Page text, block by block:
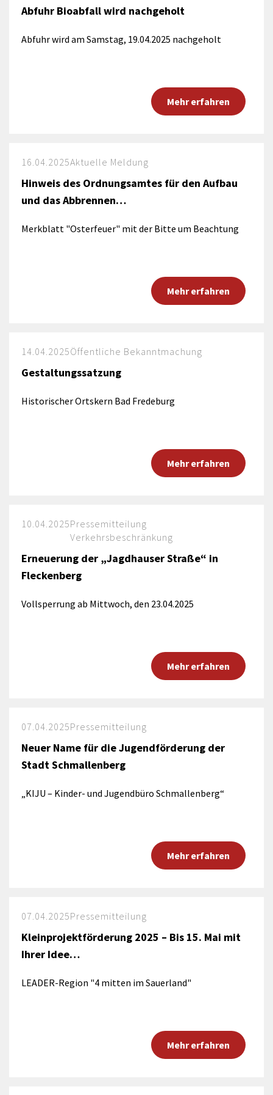
Abfuhr Bioabfall wird nachgeholt
Abfuhr wird am Samstag, 19.04.2025 nachgeholt
Mehr erfahren
16.04.2025Aktuelle Meldung
Hinweis des Ordnungsamtes für den Aufbau
und das Abbrennen…
Merkblatt "Osterfeuer" mit der Bitte um Beachtung
Mehr erfahren
14.04.2025Öffentliche Bekanntmachung
Gestaltungssatzung
Historischer Ortskern Bad Fredeburg
Mehr erfahren
10.04.2025Pressemitteilung
Verkehrsbeschränkung
Erneuerung der „Jagdhauser Straße“ in
Fleckenberg
Vollsperrung ab Mittwoch, den 23.04.2025
Mehr erfahren
07.04.2025Pressemitteilung
Neuer Name für die Jugendförderung der
Stadt Schmallenberg
„KIJU – Kinder- und Jugendbüro Schmallenberg“
Mehr erfahren
07.04.2025Pressemitteilung
Kleinprojektförderung 2025 – Bis 15. Mai mit
Ihrer Idee…
LEADER-Region "4 mitten im Sauerland"
Mehr erfahren